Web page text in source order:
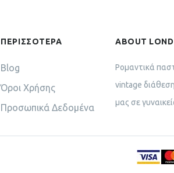
ΠΕΡΙΣΣΟΤΕΡΑ
Blog
Όροι Χρήσης
Προσωπικά Δεδομένα
ABOUT
Ρομαντικά
vintage
μας σε